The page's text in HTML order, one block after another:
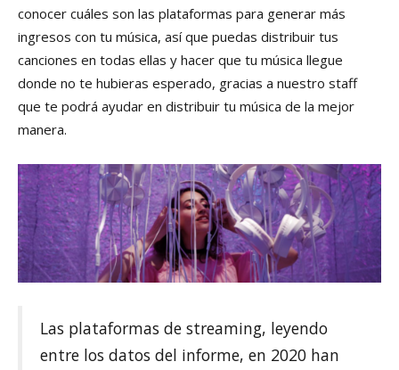
conocer cuáles son las plataformas para generar más
ingresos con tu música, así que puedas distribuir tus
canciones en todas ellas y hacer que tu música llegue
donde no te hubieras esperado, gracias a nuestro staff
que te podrá ayudar en distribuir tu música de la mejor
manera.
Las plataformas de streaming, leyendo
entre los datos del informe, en 2020 han